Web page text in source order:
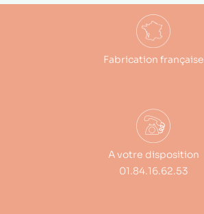
Fabrication française
A votre disposition
01.84.16.62.53